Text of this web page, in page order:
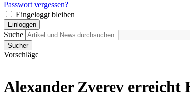
Passwort vergessen?
Eingeloggt bleiben
Einloggen
Suche
Sucher
Vorschläge
Alexander Zverev erreicht